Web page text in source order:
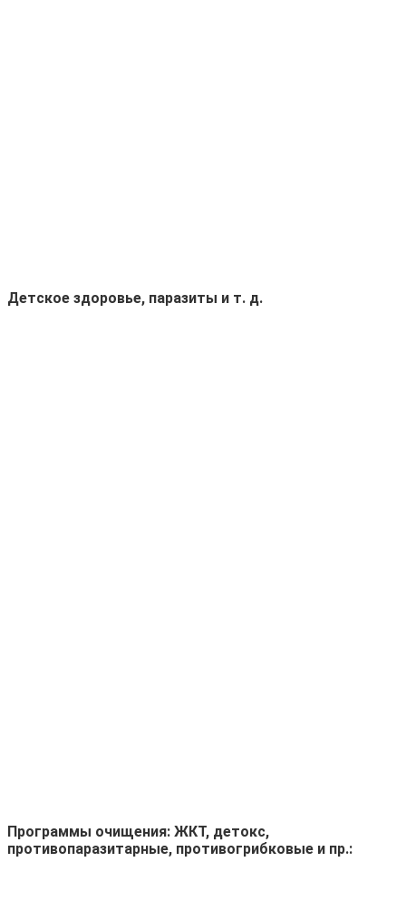
Детское здоровье, паразиты и т. д.
Программы очищения: ЖКТ, детокс,
противопаразитарные, противогрибковые и пр.: